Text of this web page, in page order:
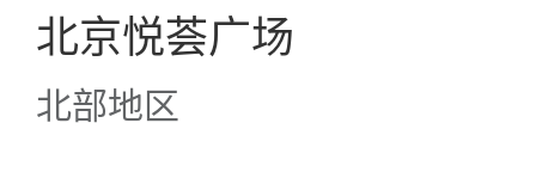
北京悦荟广场
北部地区